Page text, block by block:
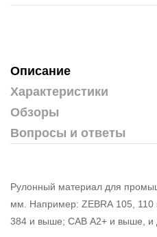
Описание
Характеристики
Обзоры
Вопросы и ответы
Рулонный материал для
мм. Например: ZEBRA 105,
384 и выше; CAB A2+ и выше, и